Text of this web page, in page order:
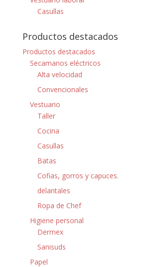
Casullas
Productos destacados
Productos destacados
Secamanos eléctricos
Alta velocidad
Convencionales
Vestuario
Taller
Cocina
Casullas
Batas
Cofias, gorros y capuces.
delantales
Ropa de Chef
Higiene personal
Dermex
Sanisuds
Papel